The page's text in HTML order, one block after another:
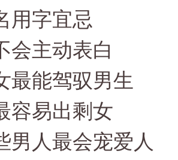
用字宜忌
会主动表白
最能驾驭男生
容易出剩女
男人最会宠爱人